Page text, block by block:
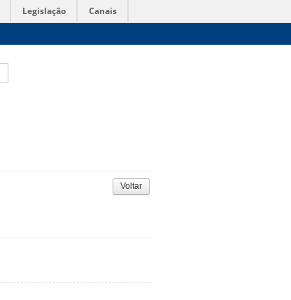
Legislação Canais
Voltar